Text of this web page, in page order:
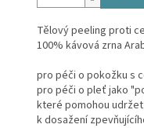
Tělový peeling proti
100% kávová zrna
pro péči o pokožku s
pro péči o pleť jako
které pomohou
k dosažení